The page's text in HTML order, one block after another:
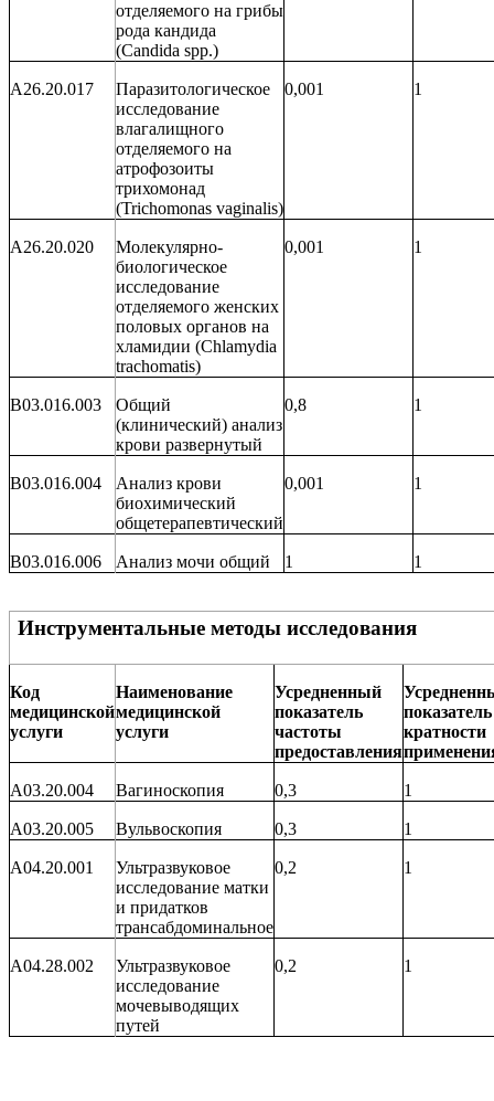
отделяемого на грибы
рода кандида
(Candida spp.)
A26.20.017
Паразитологическое
исследование
влагалищного
отделяемого на
атрофозоиты
трихомонад
(Trichomonas vaginalis)
0,001 1
A26.20.020
Молекулярно-
биологическое
исследование
отделяемого женских
половых органов на
хламидии (Chlamydia
trachomatis)
0,001 1
B03.016.003
Общий
(клинический) анализ
крови развернутый
0,8 1
B03.016.004
Анализ крови
биохимический
общетерапевтический
0,001 1
B03.016.006 Анализ мочи общий 1 1
Инструментальные методы исследования
Код
медицинской
услуги
Наименование
медицинской
услуги
Усредненный
показатель
частоты
предоставления
показатель
кратности
A03.20.004 Вагиноскопия 0,3 1
A03.20.005 Вульвоскопия 0,3 1
A04.20.001
Ультразвуковое
исследование матки
и придатков
трансабдоминальное
0,2 1
A04.28.002
Ультразвуковое
исследование
мочевыводящих
путей
0,2 1